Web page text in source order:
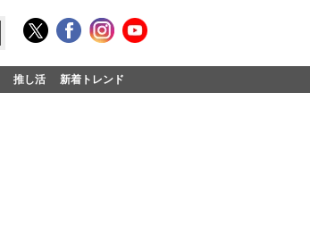
推し活 新着トレンド